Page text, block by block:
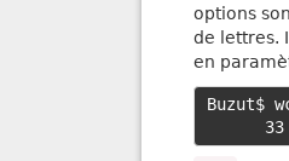
options
de lettres.
en
Buzut$